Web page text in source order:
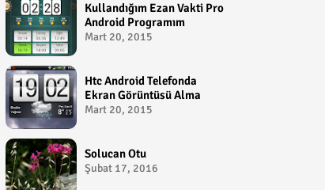
Kullandığım Ezan Vakti Pro
Android Programım
Mart 20, 2015
Htc Android Telefonda
Ekran Görüntüsü Alma
Mart 20, 2015
Solucan Otu
Şubat 17, 2016